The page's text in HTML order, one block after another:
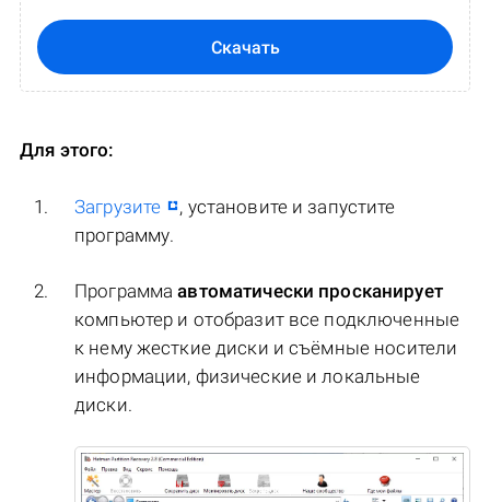
Скачать
Для этого:
Загрузите
, установите и запустите
программу.
Программаавтоматически просканирует
компьютер и отобразит все подключенные
к нему жесткие диски и съёмные носители
информации, физические и локальные
диски.